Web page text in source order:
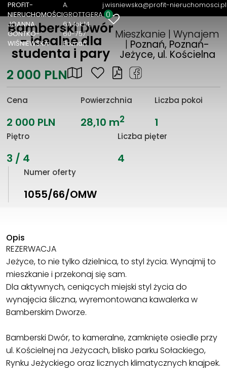
PROFIT-
NIERUCHOMOŚCI
JOANNA
GONTKO-
WIŚNIEWSKA
A.
GROTTGERA
6A lok.14
60-757
Poznań
j.wisniewska@profit-nieruchomosci.pl
0
Bamberski Dwór
- idealne dla
studenta i pary
Mieszkanie | Wynajem
| Poznań, Poznań-
Jeżyce, ul. Kościelna
2 000 PLN
Cena
2 000 PLN
Powierzchnia
28,10 m2
Liczba pokoi
1
Piętro
3 / 4
Liczba pięter
4
Numer oferty
1055/66/OMW
Opis
REZERWACJA
Jeżyce, to nie tylko dzielnica, to styl życia. Wynajmij to
mieszkanie i przekonaj się sam.
Dla aktywnych, ceniących miejski styl życia do
wynajęcia śliczna, wyremontowana kawalerka w
Bamberskim Dworze.
Bamberski Dwór, to kameralne, zamknięte osiedle przy
ul. Kościelnej na Jeżycach, blisko parku Sołackiego,
Rynku Jeżyckiego oraz licznych klimatycznych knajpek.